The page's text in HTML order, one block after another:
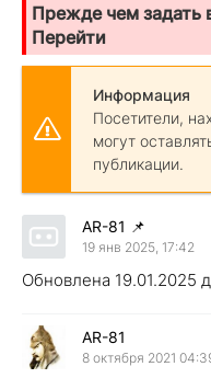
Прежде чем задать
Перейти
Информация
Посетители,
могут
публикации.
AR-81 📌
19 янв 2025, 17:42
Обновлена 19.01.2025
AR-81
8 октября 2021